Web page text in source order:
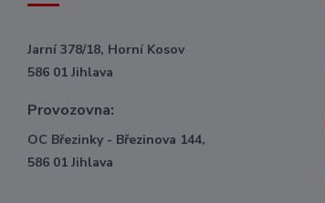
Jarní 378/18, Horní Kosov
586 01 Jihlava
Provozovna:
OC Březinky - Březinova 144,
586 01 Jihlava